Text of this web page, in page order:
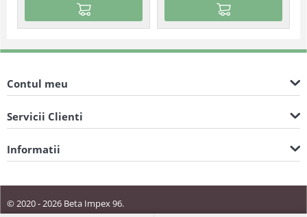
Contul meu
Servicii Clienti
Informatii
© 2020 - 2026 Beta Impex 96.